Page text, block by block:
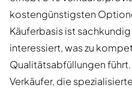
kostengünstigsten
Käuferbasis ist
interessiert, was zu
Qualitätsabfüllungen
Verkäufer, die